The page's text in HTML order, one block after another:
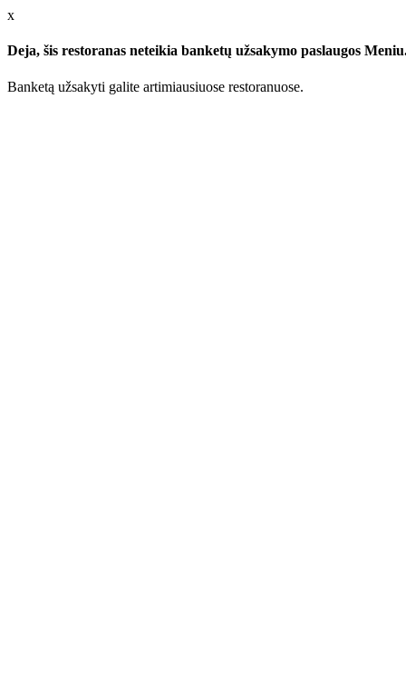
x
Deja, šis restoranas neteikia banketų užsakymo paslaugos
Banketą užsakyti galite artimiausiuose restoranuose.